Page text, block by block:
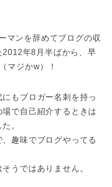
マンを辞めてブログの収
2012年8月半ばから、早
マジかw）！
もブロガー名刺を持っ
で自己紹介するときは
。
、趣味でブログやってる
うではありません。